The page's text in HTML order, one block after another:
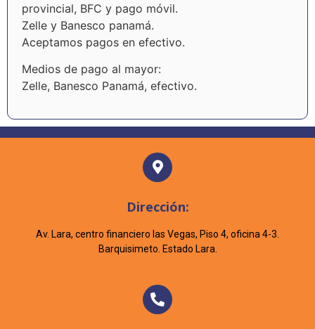
provincial, BFC y pago móvil.
Zelle y Banesco panamá.
Aceptamos pagos en efectivo.
Medios de pago al mayor:
Zelle, Banesco Panamá, efectivo.
Dirección:
Av. Lara, centro financiero las Vegas, Piso 4, oficina 4-3.
Barquisimeto. Estado Lara.